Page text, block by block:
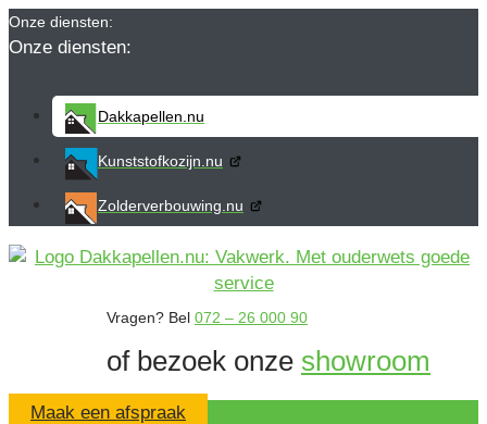
Ga
naar
inhoud
Onze diensten:
Dakkapellen.nu
Kunststofkozijn.nu
Zolderverbouwing.nu
Vragen? Bel 072 – 26 000 90
of bezoek onze showroom
Maak een afspraak